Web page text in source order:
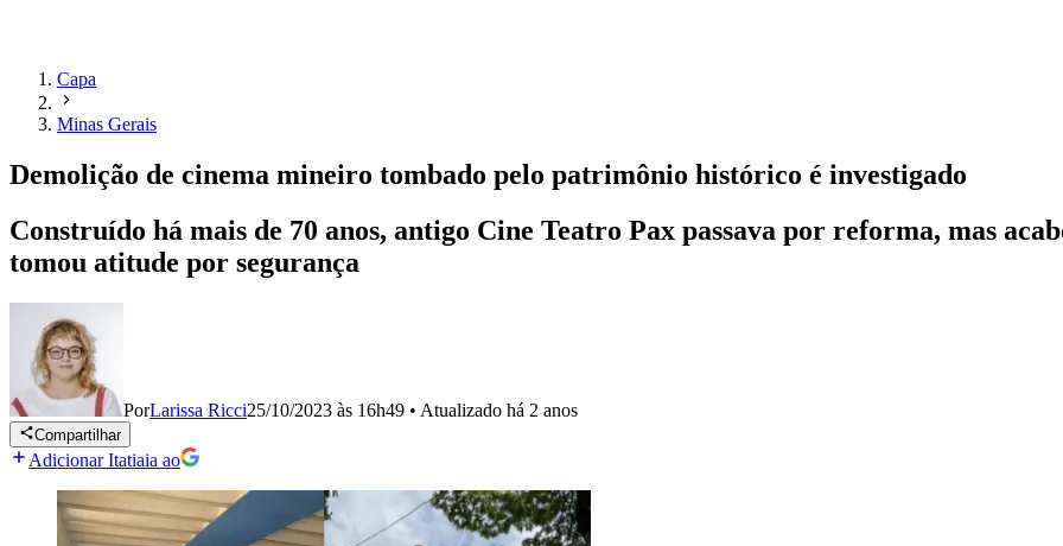
Capa
Minas Gerais
Demolição de cinema mineiro tombado pelo patrimônio histórico é investigado
Construído há mais de 70 anos, antigo Cine Teatro Pax passava por reforma, mas
tomou atitude por segurança
PorLarissa Ricci25/10/2023 às 16h49 • Atualizado há 2 anos
Compartilhar
Adicionar Itatiaia ao